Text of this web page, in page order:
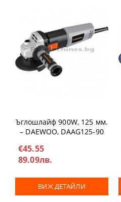
Ъглошлайф 900W, 125 мм.
– DAEWOO, DAAG125-90
€45.55
89.09лв.
ВИЖ ДЕТАЙЛИ